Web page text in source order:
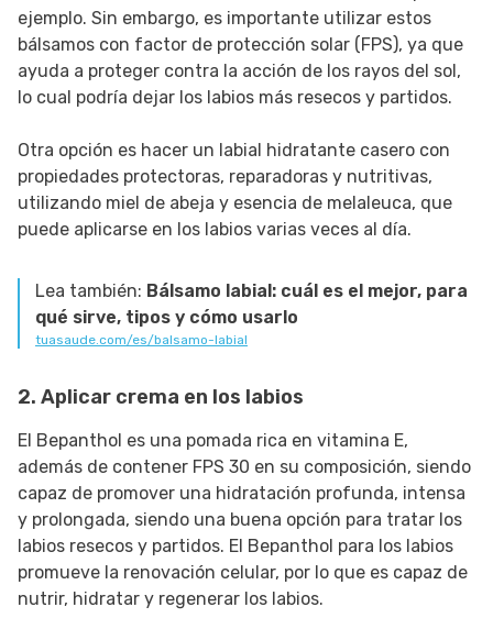
ejemplo. Sin embargo, es importante utilizar estos
bálsamos con factor de protección solar (FPS), ya que
ayuda a proteger contra la acción de los rayos del sol,
lo cual podría dejar los labios más resecos y partidos.
Otra opción es hacer un labial hidratante casero con
propiedades protectoras, reparadoras y nutritivas,
utilizando miel de abeja y esencia de melaleuca, que
puede aplicarse en los labios varias veces al día.
Lea también: Bálsamo labial: cuál es el mejor, para
qué sirve, tipos y cómo usarlo
tuasaude.com/es/balsamo-labial
2. Aplicar crema en los labios
El Bepanthol es una pomada rica en vitamina E,
además de contener FPS 30 en su composición, siendo
capaz de promover una hidratación profunda, intensa
y prolongada, siendo una buena opción para tratar los
labios resecos y partidos. El Bepanthol para los labios
promueve la renovación celular, por lo que es capaz de
nutrir, hidratar y regenerar los labios.